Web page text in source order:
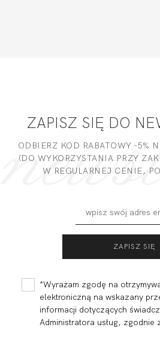
ZAPISZ SIĘ DO
ODBIERZ KOD RABATOWY -5%
(DO WYKORZYSTANIA PRZY
W REGULARNEJ CENIE,
*Wyrażam zgodę na
elektroniczną na wskazany
informacji dotyczących
Administratora usług, zgodnie